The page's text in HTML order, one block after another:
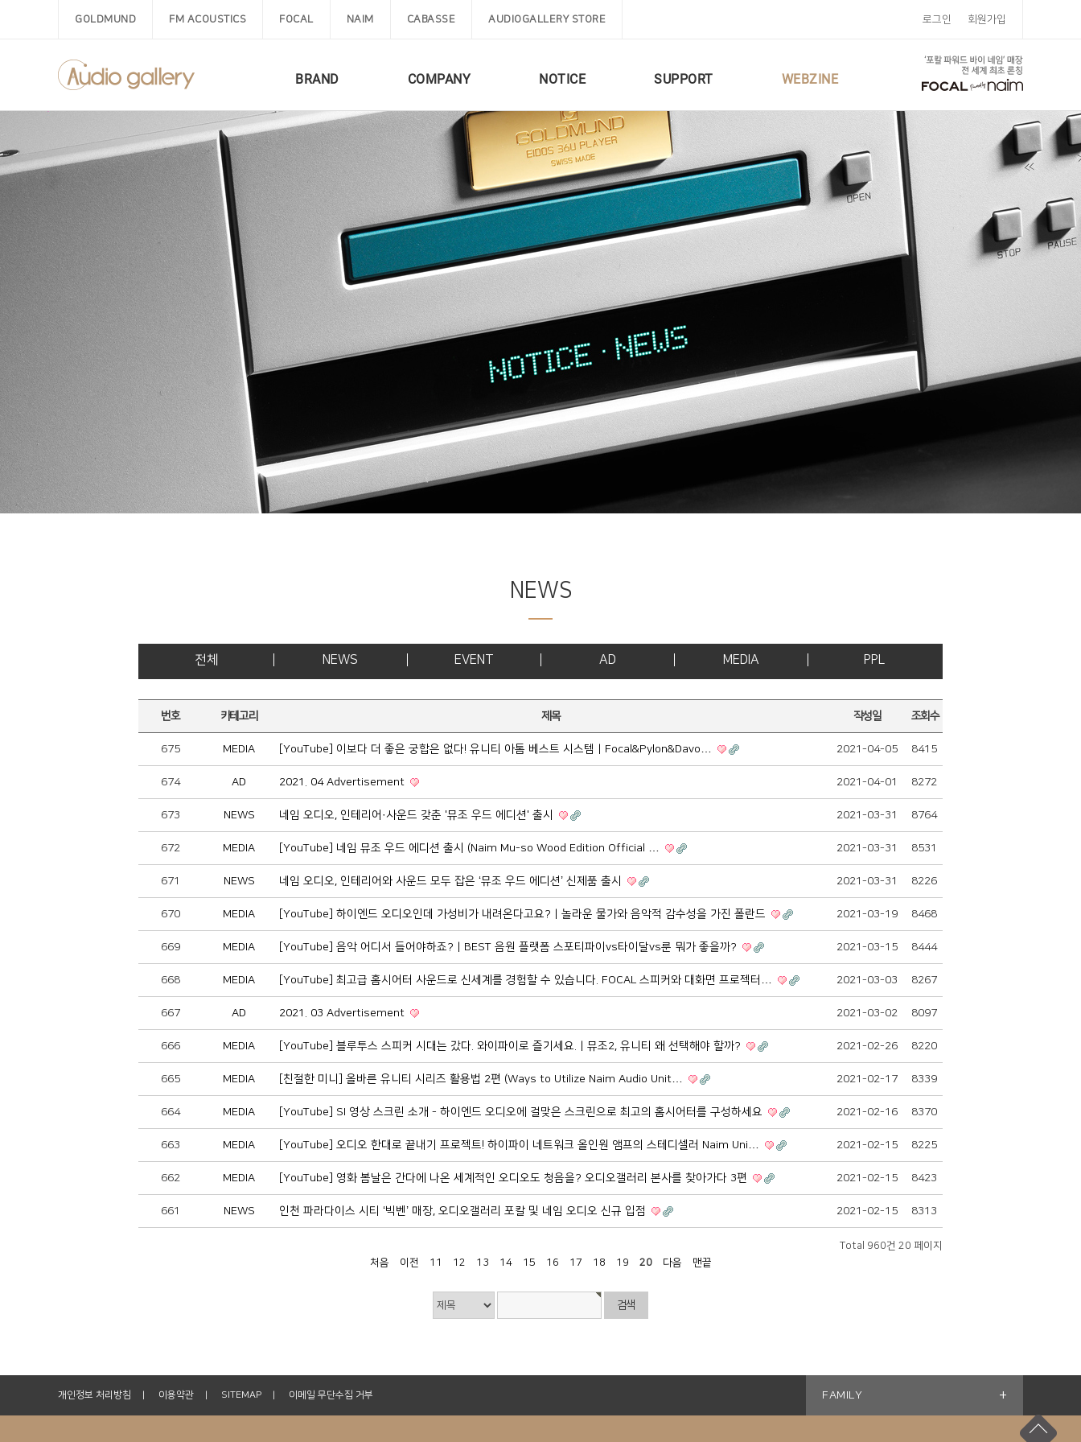
GOLDMUND FM ACOUSTICS FOCAL NAIM CABASSE AUDIOGALLERY STORE 로그인 회원가입
BRAND COMPANY NOTICE SUPPORT WEBZINE
NEWS
전체 NEWS EVENT AD MEDIA PPL
번호 카테고리 제목 작성일 조회수
675 MEDIA [YouTube] 이보다 더 좋은 궁합은 없다! 유니티 아톰 베스트 시스템 | Focal&Pylon&Davo… 2021-04-05 8415
674 AD 2021. 04 Advertisement 2021-04-01 8272
673 NEWS 네임 오디오, 인테리어·사운드 갖춘 '뮤조 우드 에디션' 출시 2021-03-31 8764
672 MEDIA [YouTube] 네임 뮤조 우드 에디션 출시 (Naim Mu-so Wood Edition Official … 2021-03-31 8531
671 NEWS 네임 오디오, 인테리어와 사운드 모두 잡은 ‘뮤조 우드 에디션’ 신제품 출시 2021-03-31 8226
670 MEDIA [YouTube] 하이엔드 오디오인데 가성비가 내려온다고요? | 놀라운 물가와 음악적 감수성을 가진 폴란드 2021-03-19 8468
669 MEDIA [YouTube] 음악 어디서 들어야하죠? | BEST 음원 플랫폼 스포티파이vs타이달vs룬 뭐가 좋을까? 2021-03-15 8444
668 MEDIA [YouTube] 최고급 홈시어터 사운드로 신세계를 경험할 수 있습니다. FOCAL 스피커와 대화면 프로젝터… 2021-03-03 8267
667 AD 2021. 03 Advertisement 2021-03-02 8097
666 MEDIA [YouTube] 블루투스 스피커 시대는 갔다. 와이파이로 즐기세요. | 뮤조2, 유니티 왜 선택해야 할까? 2021-02-26 8220
665 MEDIA [친절한 미니] 올바른 유니티 시리즈 활용법 2편 (Ways to Utilize Naim Audio Unit… 2021-02-17 8339
664 MEDIA [YouTube] SI 영상 스크린 소개 - 하이엔드 오디오에 걸맞은 스크린으로 최고의 홈시어터를 구성하세요 2021-02-16 8370
663 MEDIA [YouTube] 오디오 한대로 끝내기 프로젝트! 하이파이 네트워크 올인원 앰프의 스테디셀러 Naim Uni… 2021-02-15 8225
662 MEDIA [YouTube] 영화 봄날은 간다에 나온 세계적인 오디오도 청음을? 오디오갤러리 본사를 찾아가다 3편 2021-02-15 8423
661 NEWS 인천 파라다이스 시티 ‘빅벤’ 매장, 오디오갤러리 포칼 및 네임 오디오 신규 입점 2021-02-15 8313
Total 960건 20 페이지
처음
이전 11 12 13 14 15 16 17 18 19 20 다음 맨끝
개인정보 처리방침 이용약관 SITEMAP 이메일 무단수집 거부 FAMILY +